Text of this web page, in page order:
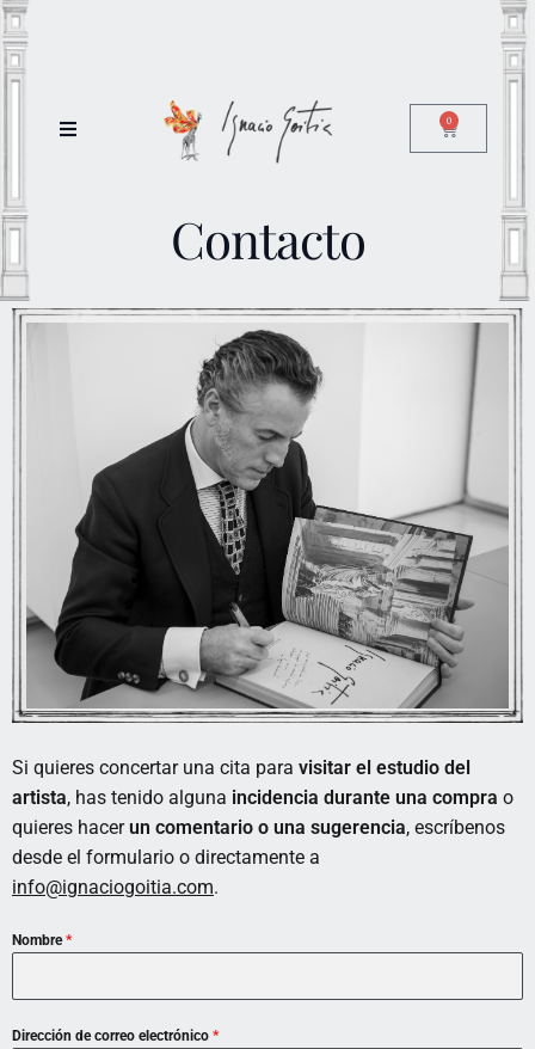
0
Contacto
Si quieres concertar una cita para visitar el estudio del
artista, has tenido alguna incidencia durante una compra o
quieres hacerun comentario o una sugerencia, escríbenos
desde el formulario o directamente a
info@ignaciogoitia.com.
Nombre*
Dirección de correo electrónico *